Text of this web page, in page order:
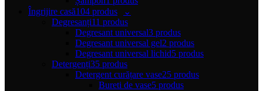
Îngrijire casă104 produs
Degresanți11 produs
Degresant universal3 produs
Degresant universal gel2 produs
Degresant universal lichid5 produs
Detergenți35 produs
Detergent curățare vase25 produs
Bureti de vase5 produs